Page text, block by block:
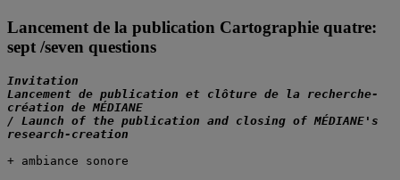
Lancement de la publication Cartographie quatre:
sept /seven questions
Invitation
Lancement de publication et clôture de la recherche-
création de MÉDIANE
/ Launch of the publication and closing of MÉDIANE's
research-creation
+ ambiance sonore